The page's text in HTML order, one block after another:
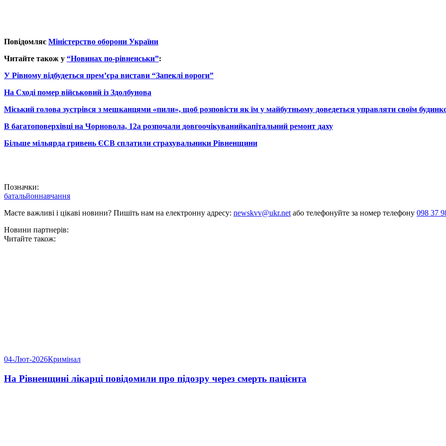
Повідомляє Міністерство оборони України
Читайте також у “Новинах по-рівненськи”:
У Рівному відбудеться прем’єра вистави “Запеклі вороги”
На Сході помер військовий із Здолбунова
Міський голова зустрівся з мешканцями «пили», щоб розповісти як їм у майбутньому доведеться управляти своїм
В багатоповерхівці на Чорновола, 12а розпочали довгоочікуванийкапітальний ремонт даху
Більше мільярда гривень ЄСВ сплатили страхувальники Рівненщини
Позначки:
батальйоннавчання
Маєте важливі і цікаві новини? Пишіть нам на електронну адресу: newskvv@ukr.netабо телефонуйте за номер телефону 098 37
Новини партнерів:
Читайте також:
04-Лют-2026Кримінал
На Рівненщині лікарці повідомили про підозру через смерть пацієнта